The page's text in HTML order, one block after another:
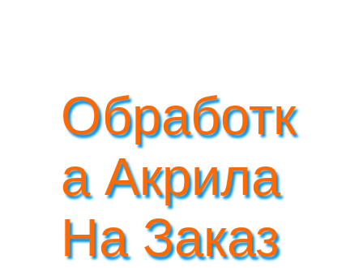
Обработк
А Акрила
На Заказ